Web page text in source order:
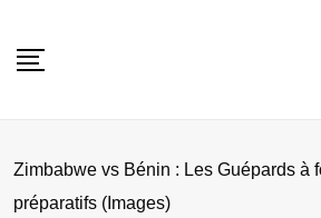
Zimbabwe vs Bénin : Les Guépards à
préparatifs (Images)